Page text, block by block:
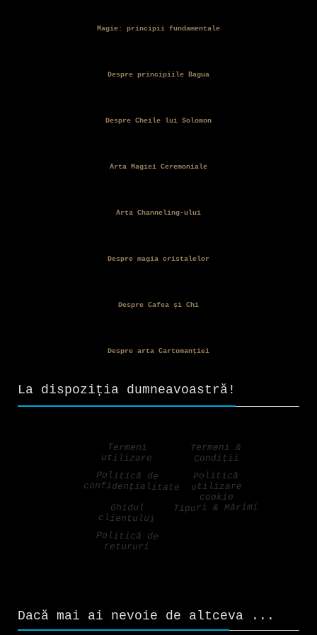
Magie: principii fundamentale
Despre principiile Bagua
Despre Cheile lui Solomon
Arta Magiei Ceremoniale
Arta Channeling-ului
Despre magia cristalelor
Despre Cafea și Chi
Despre arta Cartomanției
La dispoziția dumneavoastră!
Termeni
utilizare
Termeni &
Condiții
Politică de
confidențialitate
Politică
utilizare
cookie
Ghidul
clientului
Tipuri & Mărimi
Politică de
retururi
Dacă mai ai nevoie de altceva ...